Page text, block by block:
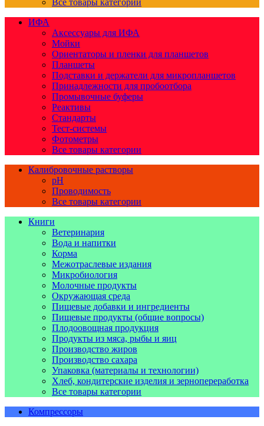
Все товары категории
ИФА
Аксессуары для ИФА
Мойки
Ориентаторы и пленки для планшетов
Планшеты
Подставки и держатели для микропланшетов
Принадлежности для пробоотбора
Промывочные буферы
Реактивы
Стандарты
Тест-системы
Фотометры
Все товары категории
Калибровочные растворы
pH
Проводимость
Все товары категории
Книги
Ветеринария
Вода и напитки
Корма
Межотраслевые издания
Микробиология
Молочные продукты
Окружающая среда
Пищевые добавки и ингредиенты
Пищевые продукты (общие вопросы)
Плодоовощная продукция
Продукты из мяса, рыбы и яиц
Производство жиров
Производство сахара
Упаковка (материалы и технологии)
Хлеб, кондитерские изделия и зернопереработка
Все товары категории
Компрессоры